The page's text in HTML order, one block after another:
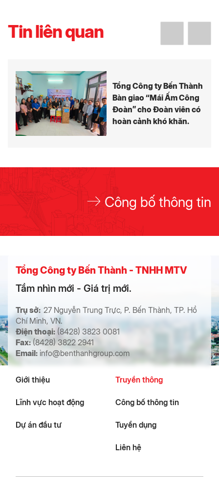
Tin liên quan
Tổng Công ty Bến Thành
Bàn giao “Mái Ấm Công
Đoàn” cho Đoàn viên có
hoàn cảnh khó khăn.
Công bố thông tin
Tổng Công ty Bến Thành - TNHH MTV
Tầm nhìn mới - Giá trị mới.
Trụ sở: 27 Nguyễn Trung Trực, P. Bến Thành, TP. Hồ
Chí Minh, VN.
Điện thoại: (8428) 3823 0081
Fax:(8428) 3822 2941
Email: info@benthanhgroup.com
Giới thiệu
Lĩnh vực hoạt động
Dự án đầu tư
Truyền thông
Công bố thông tin
Tuyển dụng
Liên hệ